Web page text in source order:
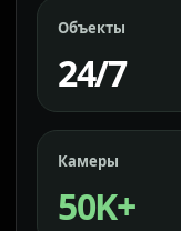
Объекты
24/7
Камеры
50K+